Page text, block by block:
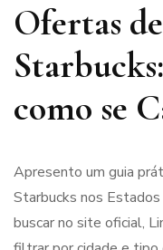
Ofertas
como se
Apresento um guia
Starbucks nos
buscar no site oficial,